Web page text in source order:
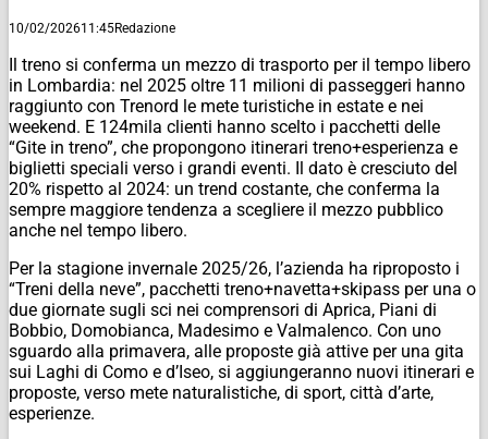
10/02/202611:45Redazione
Il treno si conferma un mezzo di trasporto per il tempo libero
in Lombardia: nel 2025 oltre 11 milioni di passeggeri hanno
raggiunto con Trenord le mete turistiche in estate e nei
weekend. E 124mila clienti hanno scelto i pacchetti delle
“Gite in treno”, che propongono itinerari treno+esperienza e
biglietti speciali verso i grandi eventi. Il dato è cresciuto del
20% rispetto al 2024: un trend costante, che conferma la
sempre maggiore tendenza a scegliere il mezzo pubblico
anche nel tempo libero.
Per la stagione invernale 2025/26, l’azienda ha riproposto i
“Treni della neve”, pacchetti treno+navetta+skipass per una o
due giornate sugli sci nei comprensori di Aprica, Piani di
Bobbio, Domobianca, Madesimo e Valmalenco. Con uno
sguardo alla primavera, alle proposte già attive per una gita
sui Laghi di Como e d’Iseo, si aggiungeranno nuovi itinerari e
proposte, verso mete naturalistiche, di sport, città d’arte,
esperienze.